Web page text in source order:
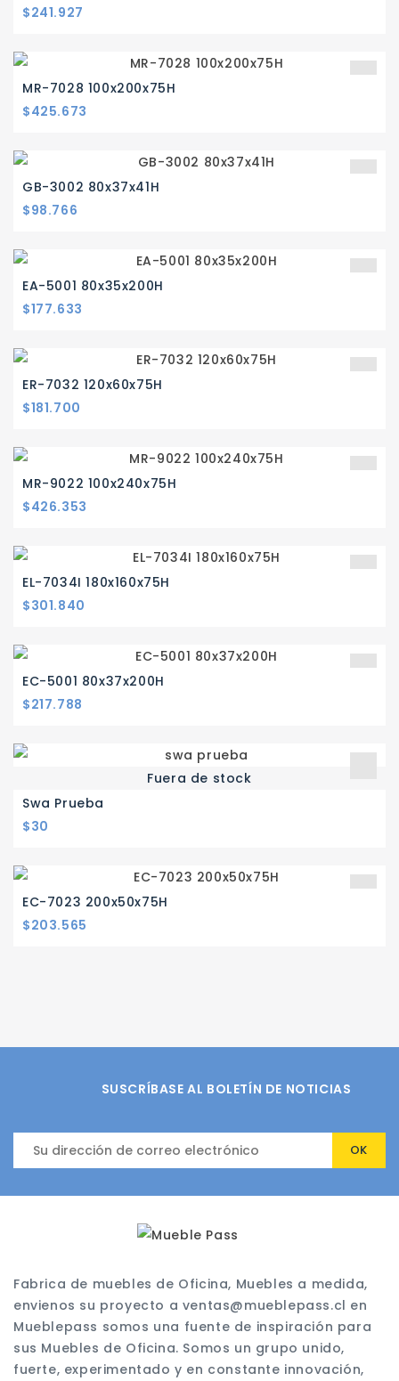
Precio
$241.927
MR-7028 100x200x75H
Precio
$425.673
GB-3002 80x37x41H
Precio
$98.766
EA-5001 80x35x200H
Precio
$177.633
ER-7032 120x60x75H
Precio
$181.700
MR-9022 100x240x75H
Precio
$426.353
EL-7034I 180x160x75H
Precio
$301.840
EC-5001 80x37x200H
Precio
$217.788
Fuera de stock
Swa Prueba
Precio
$30
EC-7023 200x50x75H
Precio
$203.565
SUSCRÍBASE AL BOLETÍN DE NOTICIAS
Fabrica de muebles de Oficina, Muebles a medida,
envienos su proyecto a ventas@mueblepass.cl en
Mueblepass somos una fuente de inspiración para
sus Muebles de Oficina. Somos un grupo unido,
fuerte, experimentado y en constante innovación,